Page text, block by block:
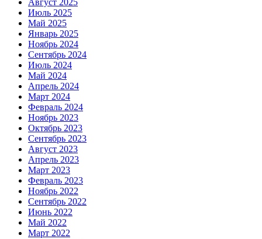
Август 2025
Июль 2025
Май 2025
Январь 2025
Ноябрь 2024
Сентябрь 2024
Июль 2024
Май 2024
Апрель 2024
Март 2024
Февраль 2024
Ноябрь 2023
Октябрь 2023
Сентябрь 2023
Август 2023
Апрель 2023
Март 2023
Февраль 2023
Ноябрь 2022
Сентябрь 2022
Июнь 2022
Май 2022
Март 2022